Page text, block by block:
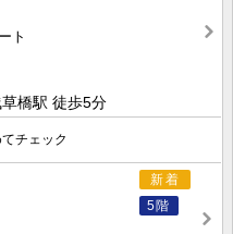
ト
橋駅 徒歩5分
チェック
新着
5階